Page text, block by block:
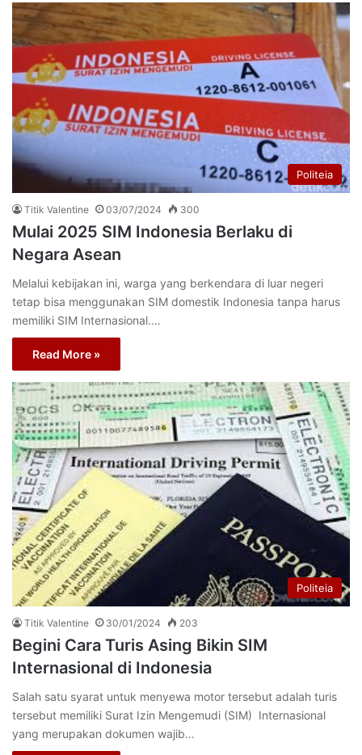
Politeia
Titik Valentine 03/07/2024 300
Mulai 2025 SIM Indonesia Berlaku di
Negara Asean
Melalui kebijakan ini, warga yang berkendara di luar negeri
tetap bisa menggunakan SIM domestik Indonesia tanpa harus
memiliki SIM Internasional.…
Read More »
Politeia
Titik Valentine 30/01/2024 203
Begini Cara Turis Asing Bikin SIM
Internasional di Indonesia
Salah satu syarat untuk menyewa motor tersebut adalah turis
tersebut memiliki Surat Izin Mengemudi (SIM) Internasional
yang merupakan dokumen wajib…